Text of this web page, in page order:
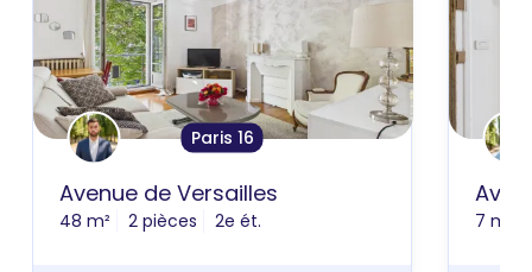
Paris 16
Avenue de Versailles
48 m² 2 pièces 2e ét. 7 m²